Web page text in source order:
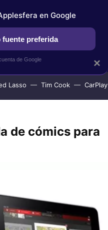
SELECCIÓN
Lasso Tim Cook CarPlay
de cómics para
×
en Google
fuente preferida
de Google